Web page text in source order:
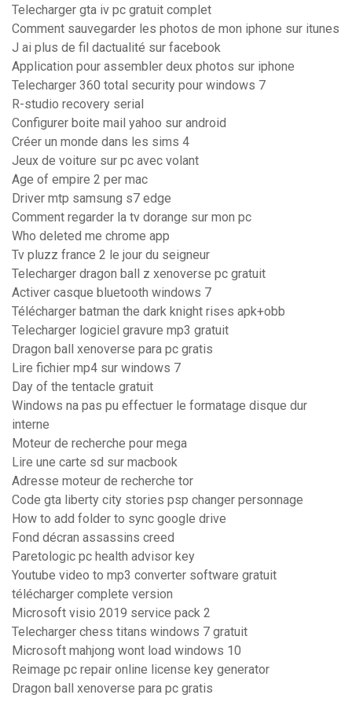
Telecharger gta iv pc gratuit complet
Comment sauvegarder les photos de mon iphone sur itunes
J ai plus de fil dactualité sur facebook
Application pour assembler deux photos sur iphone
Telecharger 360 total security pour windows 7
R-studio recovery serial
Configurer boite mail yahoo sur android
Créer un monde dans les sims 4
Jeux de voiture sur pc avec volant
Age of empire 2 per mac
Driver mtp samsung s7 edge
Comment regarder la tv dorange sur mon pc
Who deleted me chrome app
Tv pluzz france 2 le jour du seigneur
Telecharger dragon ball z xenoverse pc gratuit
Activer casque bluetooth windows 7
Télécharger batman the dark knight rises apk+obb
Telecharger logiciel gravure mp3 gratuit
Dragon ball xenoverse para pc gratis
Lire fichier mp4 sur windows 7
Day of the tentacle gratuit
Windows na pas pu effectuer le formatage disque dur
interne
Moteur de recherche pour mega
Lire une carte sd sur macbook
Adresse moteur de recherche tor
Code gta liberty city stories psp changer personnage
How to add folder to sync google drive
Fond décran assassins creed
Paretologic pc health advisor key
Youtube video to mp3 converter software gratuit
télécharger complete version
Microsoft visio 2019 service pack 2
Telecharger chess titans windows 7 gratuit
Microsoft mahjong wont load windows 10
Reimage pc repair online license key generator
Dragon ball xenoverse para pc gratis